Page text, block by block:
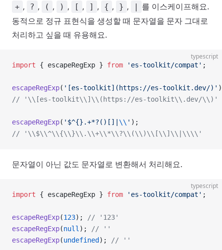
+ , ? , ( , ) , [ , ] , { , } , | 를 이스케이프해요.
동적으로 정규 표현식을 생성할 때 문자열을 문자 그대로
처리하고 싶을 때 유용해요.
typescript
import { escapeRegExp } from 'es-toolkit/compat' ;
escapeRegExp( '[es-toolkit](https://es-toolkit.dev/)'
// '\\[es-toolkit\\]\\(https://es-toolkit\\.dev/\\)'
escapeRegExp( '$^{}.+*?()[]| \\ ' );
// '\\$\\^\\{\\}\\.\\+\\*\\?\\(\\)\\[\\]\\|\\\\'
문자열이 아닌 값도 문자열로 변환해서 처리해요.
typescript
import { escapeRegExp } from 'es-toolkit/compat' ;
escapeRegExp(123);
// '123'
escapeRegExp(null );
// ''
escapeRegExp(undefined ); // ''